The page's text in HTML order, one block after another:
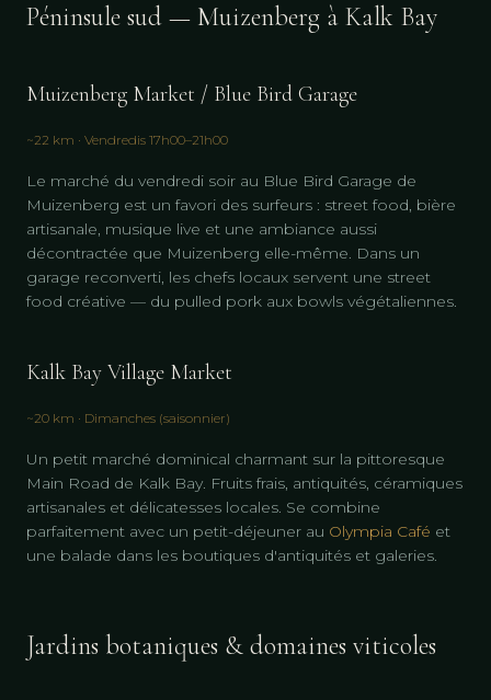
Péninsule sud — Muizenberg à Kalk Bay
Muizenberg Market / Blue Bird Garage
~22 km · Vendredis 17h00–21h00
Le marché du vendredi soir au Blue Bird Garage de
Muizenberg est un favori des surfeurs : street food, bière
artisanale, musique live et une ambiance aussi
décontractée que Muizenberg elle-même. Dans un
garage reconverti, les chefs locaux servent une street
food créative — du pulled pork aux bowls végétaliennes.
Kalk Bay Village Market
~20 km · Dimanches (saisonnier)
Un petit marché dominical charmant sur la pittoresque
Main Road de Kalk Bay. Fruits frais, antiquités, céramiques
artisanales et délicatesses locales. Se combine
parfaitement avec un petit-déjeuner au Olympia Café et
une balade dans les boutiques d'antiquités et galeries.
Jardins botaniques & domaines viticoles